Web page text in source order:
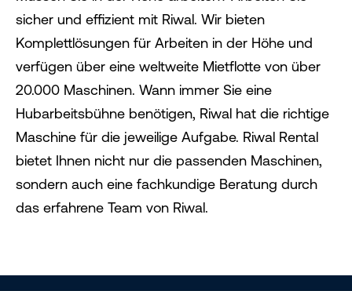
sicher und effizient mit Riwal. Wir bieten
Komplettlösungen für Arbeiten in der Höhe und
verfügen über eine weltweite Mietflotte von über
20.000 Maschinen. Wann immer Sie eine
Hubarbeitsbühne benötigen, Riwal hat die richtige
Maschine für die jeweilige Aufgabe. Riwal Rental
bietet Ihnen nicht nur die passenden Maschinen,
sondern auch eine fachkundige Beratung durch
das erfahrene Team von Riwal.